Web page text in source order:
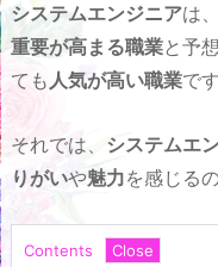
システムエンジニアは
重要が高まる職業と予
ても 人気が高い職業です
それでは、 システムエ
りがいや魅力を感じる
Contents